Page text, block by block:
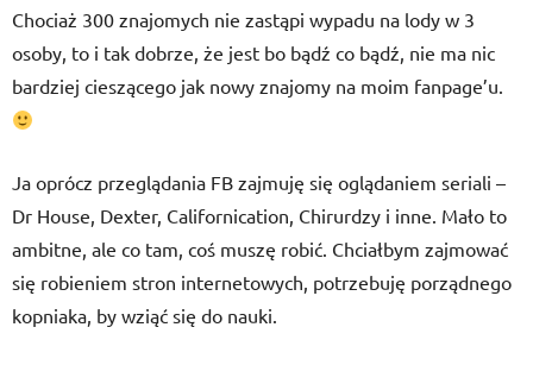
Chociaż 300 znajomych nie zastąpi wypadu na lody w 3
osoby, to i tak dobrze, że jest bo bądź co bądź, nie ma nic
bardziej cieszącego jak nowy znajomy na moim fanpage’u.
Ja oprócz przeglądania FB zajmuję się oglądaniem seriali –
Dr House, Dexter, Californication, Chirurdzy i inne. Mało to
ambitne, ale co tam, coś muszę robić. Chciałbym zajmować
się robieniem stron internetowych, potrzebuję porządnego
kopniaka, by wziąć się do nauki.